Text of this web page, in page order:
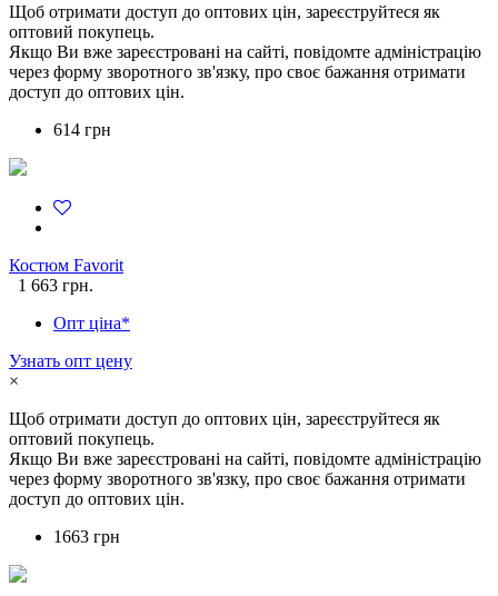
Щоб отримати доступ до оптових цін, зареєструйтеся як
оптовий покупець.
Якщо Ви вже зареєстровані на сайті, повідомте адміністрацію
через форму зворотного зв'язку, про своє бажання отримати
доступ до оптових цін.
614 грн
Костюм Favorit
1 663 грн.
Опт ціна*
Узнать опт цену
×
Щоб отримати доступ до оптових цін, зареєструйтеся як
оптовий покупець.
Якщо Ви вже зареєстровані на сайті, повідомте адміністрацію
через форму зворотного зв'язку, про своє бажання отримати
доступ до оптових цін.
1663 грн